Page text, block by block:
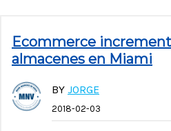
Ecommerce
almacenes en Miami
BY JORGE
2018-02-03